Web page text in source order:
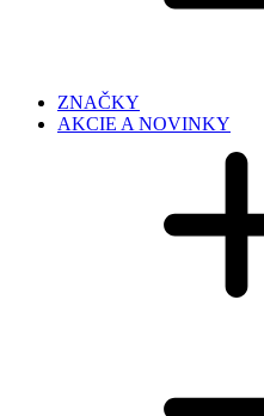
ZNAČKY
AKCIE A NOVINKY